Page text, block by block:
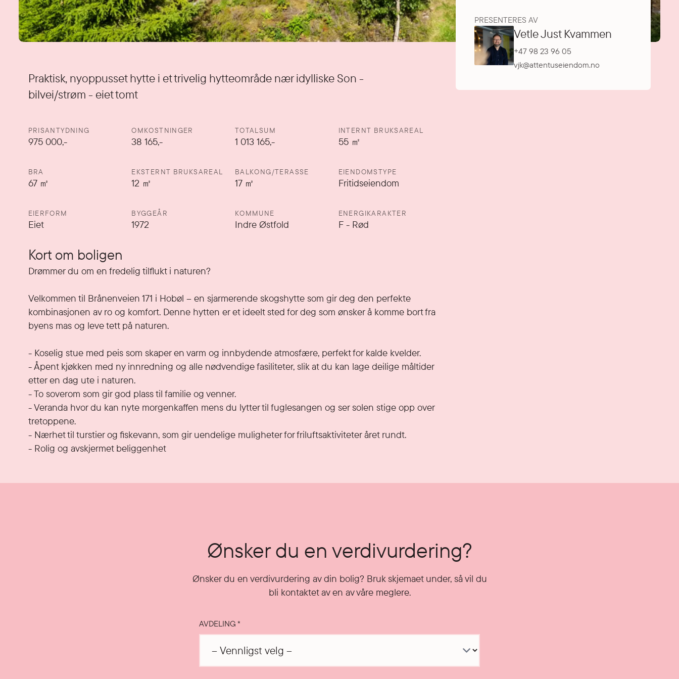
Praktisk, nyoppusset hytte i et trivelig hytteområde nær idylliske Son -
bilvei/strøm - eiet tomt
Detaljer
PRISANTYDNING
975 000,-
OMKOSTNINGER
38 165,-
TOTALSUM
1 013 165,-
INTERNT BRUKSAREAL
55㎡
BRA
67㎡
EKSTERNT BRUKSAREAL
12 ㎡
BALKONG/TERASSE
17㎡
EIENDOMSTYPE
Fritidseiendom
EIERFORM
Eiet
BYGGEÅR
1972
KOMMUNE
Indre Østfold
ENERGIKARAKTER
F- Rød
Kort om boligen
Drømmer du om en fredelig tilflukt i naturen?
Velkommen til Brånenveien 171 i Hobøl – en sjarmerende skogshytte som gir deg den perfekte
kombinasjonen av ro og komfort. Denne hytten er et ideelt sted for deg som ønsker å komme bort fra
byens mas og leve tett på naturen.
- Koselig stue med peis som skaper en varm og innbydende atmosfære, perfekt for kalde kvelder.
- Åpent kjøkken med ny innredning og alle nødvendige fasiliteter, slik at du kan lage deilige måltider
etter en dag ute i naturen.
- To soverom som gir god plass til familie og venner.
- Veranda hvor du kan nyte morgenkaffen mens du lytter til fuglesangen og ser solen stige opp over
tretoppene.
- Nærhet til turstier og fiskevann, som gir uendelige muligheter for friluftsaktiviteter året rundt.
- Rolig og avskjermet beliggenhet
PRESENTERES AV
Vetle Just Kvammen
+47 98 23 96 05
vjk@attentuseiendom.no
Ønsker du en verdivurdering?
Ønsker du en verdivurdering av din bolig? Bruk skjemaet under, så vil du
bli kontaktet av en av våre meglere.
AVDELING*